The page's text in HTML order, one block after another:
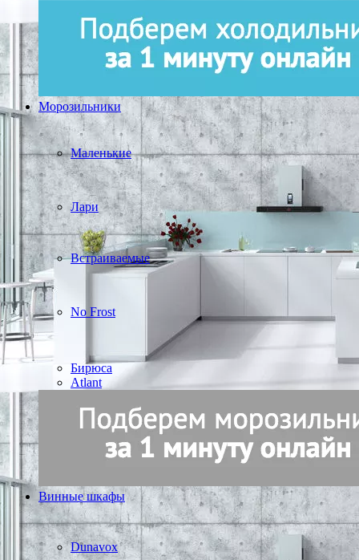
Морозильники
Маленькие
Лари
Встраиваемые
No Frost
Бирюса
Atlant
Винные шкафы
Dunavox